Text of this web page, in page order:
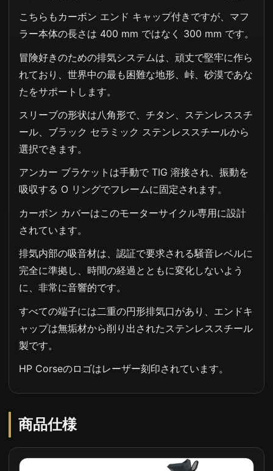
こちらもカーボン エンド キャップ付きですが、マフ
ラー本体の長さは 400 mm ではなく 300 mm です。
冒険好きのための排気システムは、頑丈で堅牢に作ら
れており、世界中の最も困難な地形、峠、砂漠であな
たをサポートします。
スリーブの形状は八角形で、チタン、ステンレススチ
ール、ブラック セラミック ステンレススチールから
選択できます。
アンカー ブラケットは手動で TIG 溶接され、振動を
吸収する O リングでフレームに固定されます。
カーボン カバーはこのモーターサイクル専用に設計
されています。
排気内部の吸音材は、認証で要求される騒音レベルに
完全に準拠し、時間の経過とともに変化しないよう
に、非常に音響的です。
すべての端子には二重の円形排気口があり、エンドキ
ャップは無垢材から削り出されたステンレススチール
製です。
HP Corseのロゴはレーザー刻印されています。
商品仕様